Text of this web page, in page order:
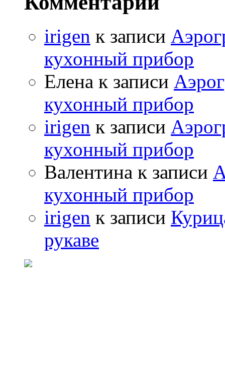
irigen к записи
кухонный прибор
Елена к записи
кухонный прибор
irigen к записи
кухонный прибор
Валентина к записи
кухонный прибор
irigen к записи
рукаве